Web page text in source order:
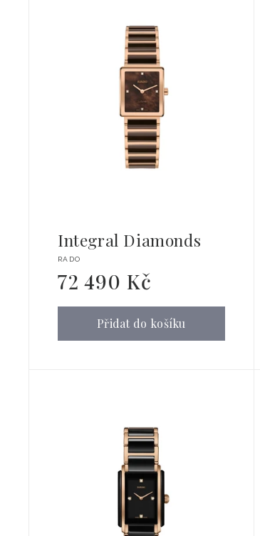
Integral Diamonds
Dodavatel:
RADO
Běžná
cena
72 490 Kč
Přidat do košíku